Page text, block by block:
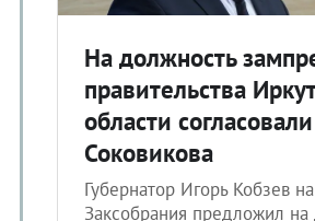
На должность
правительства
области
Соковикова
Губернатор Игорь Кобзев
Заксобрания предложил на